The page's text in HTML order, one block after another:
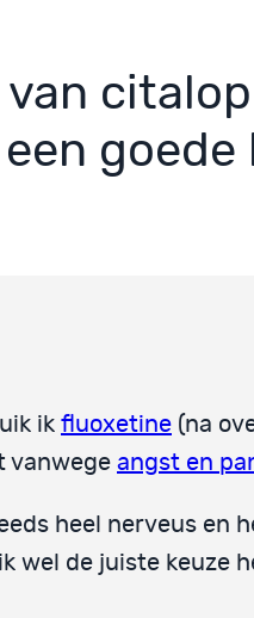
van
goede
ik fluoxetine (na
vanwege angst en
heel nerveus en
wel de juiste keuze